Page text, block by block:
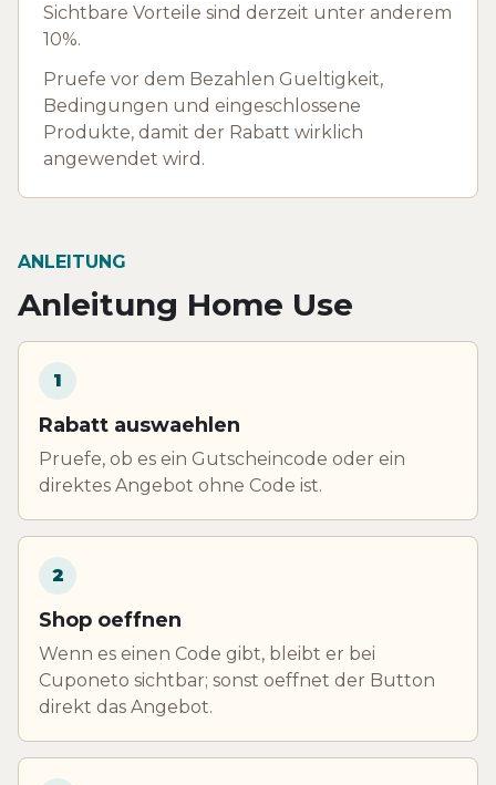
Sichtbare Vorteile sind derzeit unter anderem
10%.
Pruefe vor dem Bezahlen Gueltigkeit,
Bedingungen und eingeschlossene
Produkte, damit der Rabatt wirklich
angewendet wird.
ANLEITUNG
Anleitung Home Use
1
Rabatt auswaehlen
Pruefe, ob es ein Gutscheincode oder ein
direktes Angebot ohne Code ist.
2
Shop oeffnen
Wenn es einen Code gibt, bleibt er bei
Cuponeto sichtbar; sonst oeffnet der Button
direkt das Angebot.